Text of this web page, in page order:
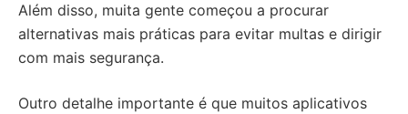
Além disso, muita gente começou a procurar
alternativas mais práticas para evitar multas e dirigir
com mais segurança.
Outro detalhe importante é que muitos aplicativos